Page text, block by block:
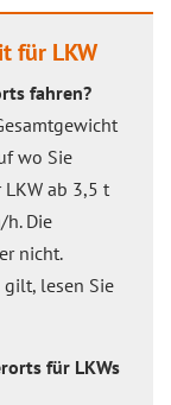
für LKW
fahren?
wo Sie
ab 3,5 t
Die
nicht.
lesen Sie
für LKWs